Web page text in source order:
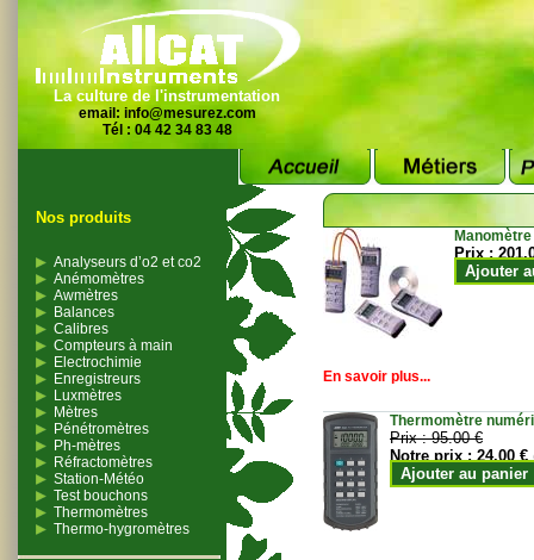
La culture de l'instrumentation
email: info@mesurez.com
Tél : 04 42 34 83 48
Nos produits
Analyseurs d’o2 et co2
Anémomètres
Awmètres
Balances
Calibres
Compteurs à main
Electrochimie
Enregistreurs
Luxmètres
Mètres
Pénétromètres
Ph-mètres
Réfractomètres
Station-Météo
Test bouchons
Thermomètres
Thermo-hygromètres
Prix :
Ajouter
En savoir plus...
Thermomètre
Prix :95.00 €
Notre prix :24.00 €
Ajouter au panier